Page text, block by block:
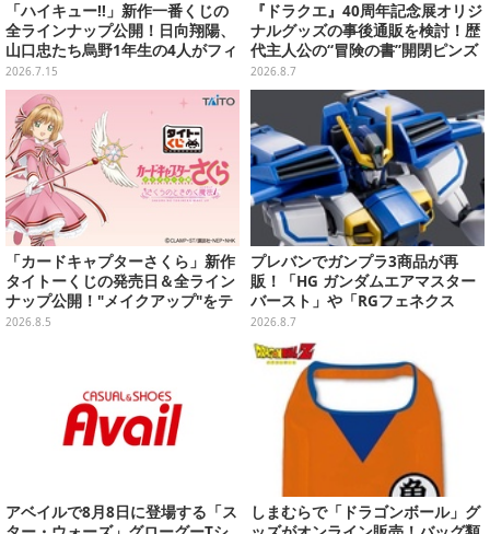
「ハイキュー!!」新作一番くじの
全ラインナップ公開！日向翔陽、
山口忠たち烏野1年生の4人がフィ
ギュアで集合
2026.7.15
『ドラクエ』40周年記念展オリジ
ナルグッズの事後通販を検討！歴
代主人公の“冒険の書”開閉ピンズ
をはじめ、ユニークなＴシャツや
雑貨など
2026.8.7
「カードキャプターさくら」新作
タイトーくじの発売日＆全ライン
ナップ公開！"メイクアップ"をテ
ーマに、日常でも使いたくなるア
2026.8.5
プレバンでガンプラ3商品が再
販！「HG ガンダムエアマスター
バースト」や「RGフェネクス
（ナラティブVer.）」も
2026.8.7
アベイルで8月8日に登場する「ス
しまむらで「ドラゴンボール」グ